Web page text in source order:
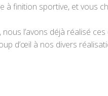
finition sportive, et vous
l’avons déjà réalisé
d’œil à nos divers